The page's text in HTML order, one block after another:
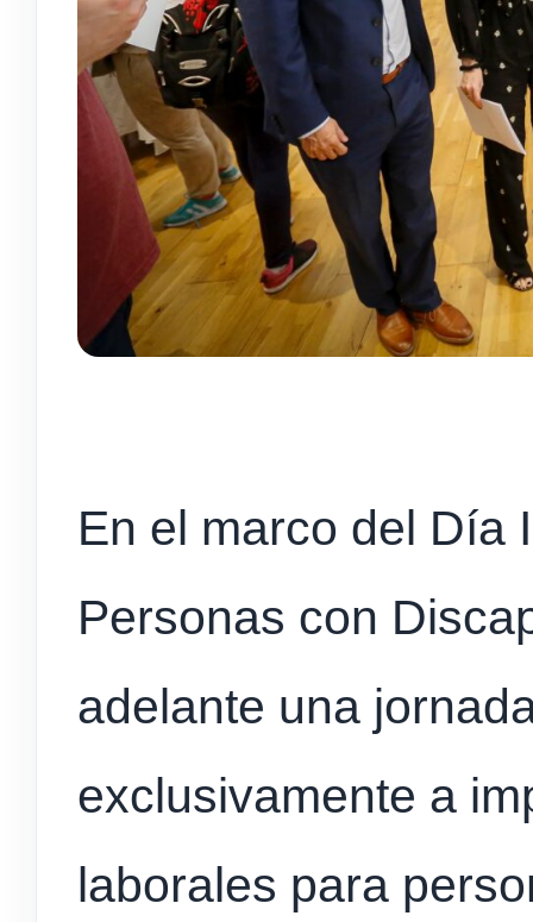
En el marco del Día
Personas con
adelante una
exclusivamente a
laborales para